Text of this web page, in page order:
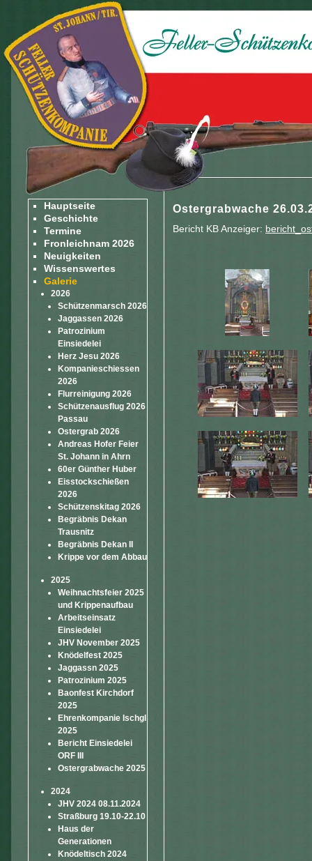
Hauptseite
Geschichte
Termine
Fronleichnam 2026
Neuigkeiten
Wissenswertes
Galerie
2026
Schützenmarsch 2026
Jaggassen 2026
Patrozinium
Einsiedelei
Herz Jesu 2026
Kompanieschiessen
2026
Flurreinigung 2026
Schützenausflug 2026
Passau
Ostergrab 2026
Andreas Hofer Feier
St. Johann in Ahrn
60er Günther Huber
Eisstockschießen
2026
Schützenskitag 2026
Begräbnis Dekan
Trausnitz
Begräbnis Dekan II
Krippe vor dem Abbau
2025
Weihnachtsfeier 2025
und Krippenaufbau
Arbeitseinsatz
Einsiedelei
JHV November 2025
Knödelfest 2025
Jaggassn 2025
Patrozinium 2025
Baonfest Kirchdorf
2025
Ehrenkompanie Ischgl
2025
Bericht Einsiedelei
ORF III
Ostergrabwache 2025
2024
JHV 2024 08.11.2024
Straßburg 19.10-22.10
Haus der
Generationen
Knödeltisch 2024
Ostergrabwache
Bericht KB Anzeiger: